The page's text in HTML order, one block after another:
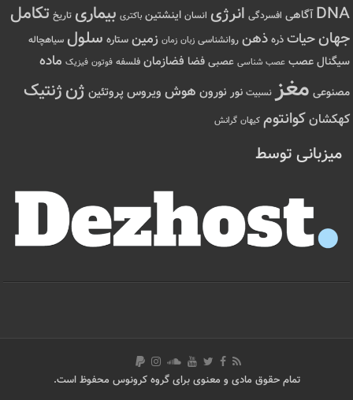
DNA آگاهی افسردگی انرژی انسان اینشتین باکتری بیماری تاریخ تکامل
جهانحیات ذره ذهن روانشناسی زبان زمان زمین ستاره سلول سیاهچاله
سیگنال عصب عصب شناسی عصبی فضا فضازمان فلسفه فوتون فیزیک ماده
مصنوعی مغز نسبیت نور نورون هوش ویروس پروتئین ژنژنتیک
کهکشانکوانتوم کیهان گرانش
میزبانی توسط
تمام حقوق مادی و معنوی برای گروه کرونوس محفوظ است.